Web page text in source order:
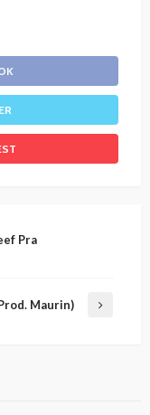
Pra
Maurin)